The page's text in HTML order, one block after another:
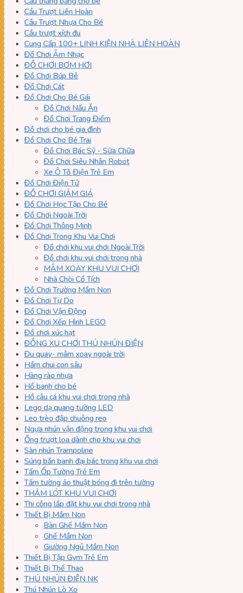
Cầu Trượt Liên Hoàn
Cầu Trượt Nhựa Cho Bé
Cầu trượt xích đu
Cung Cấp 100+ LINH KIỆN NHÀ LIÊN HOÀN
Đồ Chơi Âm Nhạc
ĐỒ CHƠI BƠM HƠI
Đồ Chơi Búp Bê
Đồ Chơi Cát
Đồ Chơi Cho Bé Gái
Đồ Chơi Nấu Ăn
Đồ Chơi Trang Điểm
Đồ chơi cho bé gia đình
Đồ Chơi Cho Bé Trai
Đồ Chơi Bác Sỹ - Sữa Chữa
Đồ Chơi Siêu Nhân Robot
Xe Ô Tô Điện Trẻ Em
Đồ Chơi Điện Tử
ĐỒ CHƠI GIẢM GIÁ
Đồ Chơi Học Tập Cho Bé
Đồ Chơi Ngoài Trời
Đồ Chơi Thông Minh
Đồ Chơi Trong Khu Vui Chơi
Đồ chơi khu vui chơi Ngoài Trời
Đồ chơi khu vui chơi trong nhà
MÂM XOAY KHU VUI CHƠI
Nhà Chòi Cổ Tích
Đồ Chơi Trường Mầm Non
Đồ Chơi Tự Do
Đồ Chơi Vận Động
Đồ Chơi Xếp Hình LEGO
Đồ chơi xúc hạt
ĐỒNG XU CHƠI THÚ NHÚN ĐIỆN
Đu quay- mâm xoay ngoài trời
Hầm chui con sâu
Hàng rào nhựa
Hồ banh cho bé
Hồ câu cá khu vui chơi trong nhà
Lego dạ quang tường LED
Leo trèo đập chuông reo
Ngựa nhún vận động trong khu vui chơi
Ống trượt loa dành cho khu vui chơi
Sàn nhún Trampoline
Súng bắn banh đại bác trong khu vui chơi
Tấm Ốp Tường Trẻ Em
Tấm tường ảo thuật bóng đi trên tường
THẢM LÓT KHU VUI CHƠI
Thi công lắp đặt khu vui chơi trong nhà
Thiết Bị Mầm Non
Bàn Ghế Mầm Non
Ghế Mầm Non
Giường Ngủ Mầm Non
Thiết Bị Tập Gym Trẻ Em
Thiết Bị Thể Thao
THÚ NHÚN ĐIỆN NK
Thú Nhún Lò Xo